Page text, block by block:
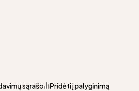
sąrašo Pridėti į palyginimą